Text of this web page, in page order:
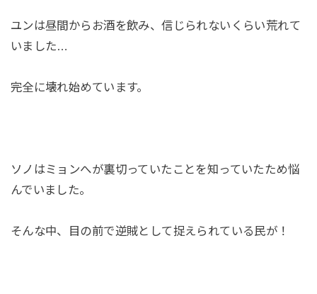
ユンは昼間からお酒を飲み、信じられないくらい荒れて
いました…
完全に壊れ始めています。
ソノはミョンへが裏切っていたことを知っていたため悩
んでいました。
そんな中、目の前で逆賊として捉えられている民が！